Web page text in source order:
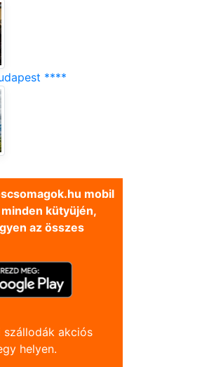
****
mobil
kütyüjén,
az összes
szállodák akciós
helyen.